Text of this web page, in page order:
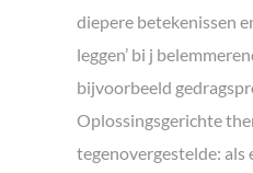
diepere betekenissen
leggen’ bi j
bijvoorbeeld
Oplossingsgerichte
tegenovergestelde: als